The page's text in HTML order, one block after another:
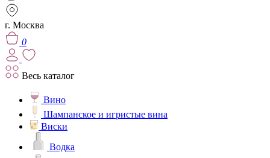
г. Москва
0
Весь каталог
Вино
Шампанское и игристые вина
Виски
Водка